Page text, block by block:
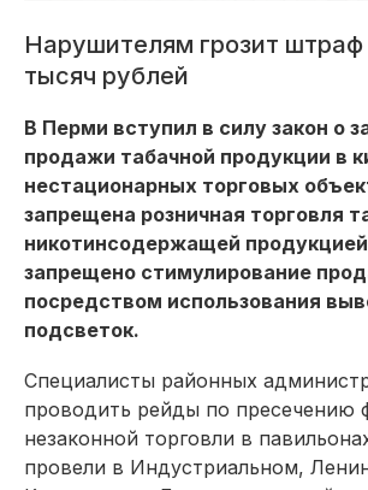
Нарушителям грозит штраф
тысяч рублей
В Перми вступил в силу закон о
продажи табачной продукции в
нестационарных торговых
запрещена розничная торговля
никотинсодержащей
запрещено стимулирование
посредством использования
подсветок.
Специалисты районных
проводить рейды по пресечению
незаконной торговли в
провели в Индустриальном,